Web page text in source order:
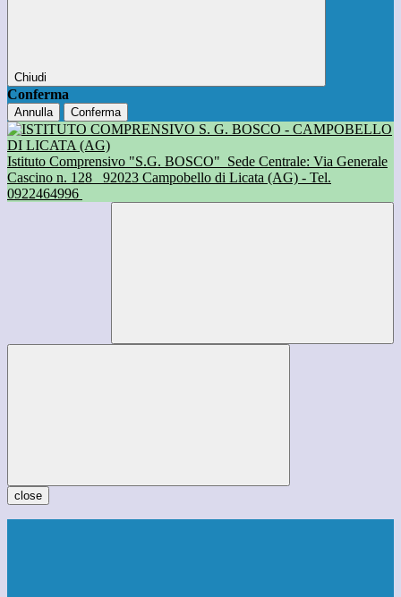
Chiudi
Conferma
Annulla Conferma
Istituto Comprensivo "S.G. BOSCO" Sede Centrale: Via Generale
Cascino n. 128
92023 Campobello di Licata (AG) - Tel.
0922464996
close